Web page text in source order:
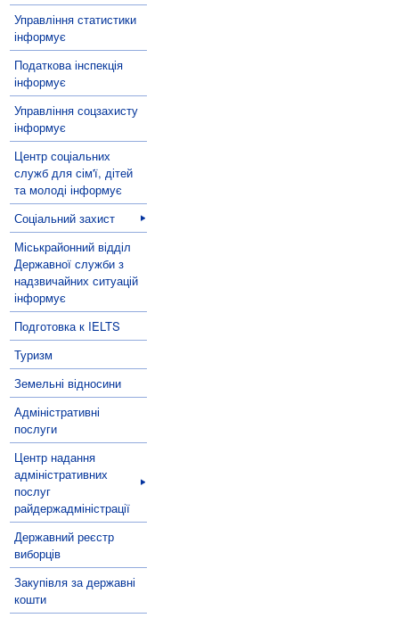
Управління статистики
інформує
Податкова інспекція
інформує
Управління соцзахисту
інформує
Центр соціальних
служб для сім'ї, дітей
та молоді інформує
Соціальний захист
Міськрайонний відділ
Державної служби з
надзвичайних ситуацій
інформує
Подготовка к IELTS
Туризм
Земельні відносини
Адміністративні
послуги
Центр надання
адміністративних
послуг
райдержадміністрації
Державний реєстр
виборців
Закупівля за державні
кошти